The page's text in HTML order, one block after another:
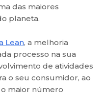
das maiores
planeta.
Lean, a melhoria
processo na sua
de atividades
o seu consumidor, ao
maior número